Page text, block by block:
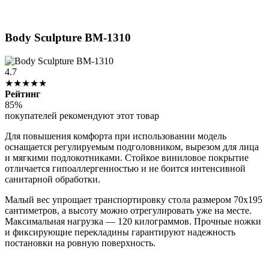
Body Sculpture BM-1310
4.7
★★★★★
Рейтинг
85%
покупателей рекомендуют этот товар
Для повышения комфорта при использовании модель
оснащается регулируемым подголовником, вырезом для лица
и мягкими подлокотниками. Стойкое виниловое покрытие
отличается гипоаллергенностью и не боится интенсивной
санитарной обработки.
Малый вес упрощает транспортировку стола размером 70х195
сантиметров, а высоту можно отрегулировать уже на месте.
Максимальная нагрузка — 120 килограммов. Прочные ножки
и фиксирующие перекладины гарантируют надежность
постановки на ровную поверхность.